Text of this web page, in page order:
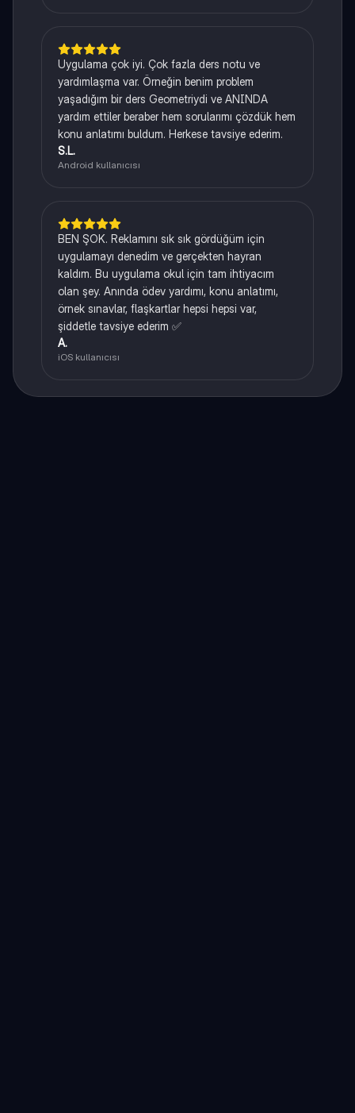
Uygulama çok iyi. Çok fazla ders notu ve
yardımlaşma var. Örneğin benim problem
yaşadığım bir ders Geometriydi ve ANINDA
yardım ettiler beraber hem sorularımı çözdük hem
konu anlatımı buldum. Herkese tavsiye ederim.
S.L.
Android kullanıcısı
BEN ŞOK. Reklamını sık sık gördüğüm için
uygulamayı denedim ve gerçekten hayran
kaldım. Bu uygulama okul için tam ihtiyacım
olan şey. Anında ödev yardımı, konu anlatımı,
örnek sınavlar, flaşkartlar hepsi hepsi var,
şiddetle tavsiye ederim ✅
A.
iOS kullanıcısı